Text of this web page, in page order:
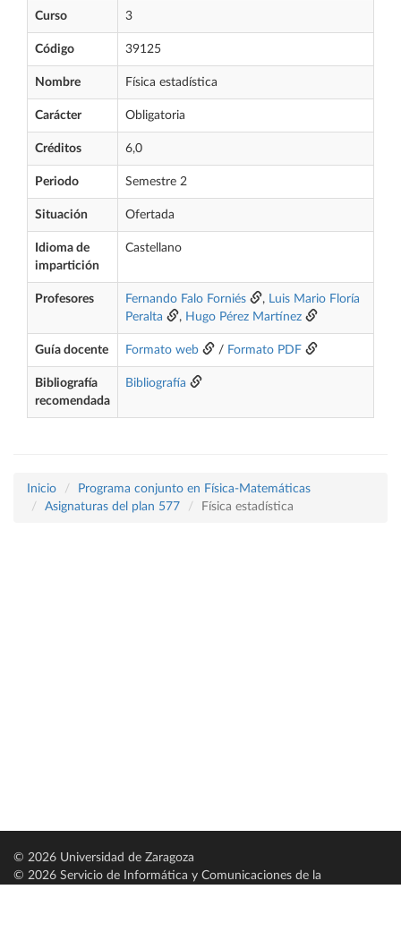
Curso 3
Código 39125
Nombre Física estadística
Carácter Obligatoria
Créditos 6,0
Periodo Semestre 2
Situación Ofertada
Idioma de
impartición
Castellano
Profesores Fernando Falo Forniés , Luis Mario Floría
Peralta
, Hugo Pérez Martínez
Guía docente Formato web / Formato PDF
Bibliografía
recomendada
Bibliografía
Inicio
Programa conjunto en Física-Matemáticas
Asignaturas del plan 577
Física estadística
© 2026 Universidad de Zaragoza
© 2026 Servicio de Informática y Comunicaciones de la